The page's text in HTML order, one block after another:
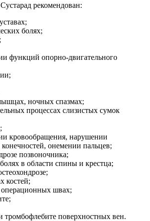
рекомендован:
болях;
функций опорно-двигательного
ночных спазмах;
процессах слизистых сумок
кровообращения, нарушении
онемении пальцев;
позвоночника;
в области спины и крестца;
костей;
швах;
тромбофлебите поверхностных вен.